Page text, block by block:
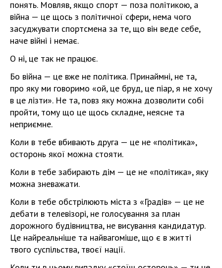
понять. Мовляв, якщо спорт — поза політикою, а
війна — це щось з політичної сфери, нема чого
засуджувати спортсмена за те, що він веде себе,
наче війні і немає.
О ні, це так не працює.
Бо війна — це вже не політика. Принаймні, не та,
про яку ми говоримо «ой, це бруд, це піар, я не хочу
в це лізти». Не та, повз яку можна дозволити собі
пройти, тому що це щось складне, неясне та
неприємне.
Коли в тебе вбивають друга — це не «політика»,
осторонь якої можна стояти.
Коли в тебе забирають дім — це не «політика», яку
можна зневажати.
Коли в тебе обстрілюють міста з «Градів» — це не
дебати в телевізорі, не голосування за план
дорожного будівництва, не висування кандидатур.
Це найреальніше та найвагоміше, що є в житті
твого суспільства, твоєї нації.